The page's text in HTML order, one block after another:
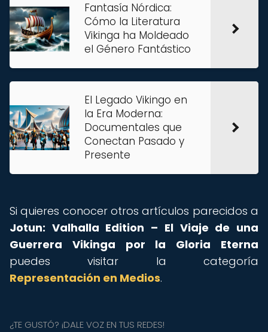
Fantasía Nórdica:
Cómo la Literatura
Vikinga ha Moldeado
el Género Fantástico
El Legado Vikingo en
la Era Moderna:
Documentales que
Conectan Pasado y
Presente
Si quieres conocer otros artículos parecidos a
Jotun: Valhalla Edition – El Viaje de una
Guerrera Vikinga por la Gloria Eterna
puedes visitar la categoría
Representación en Medios.
¿TE GUSTÓ? ¡DALE VOZ EN TUS REDES!